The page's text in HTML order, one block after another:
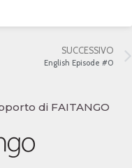
SUCCESSIVO
English Episode #0
di FAITANGO